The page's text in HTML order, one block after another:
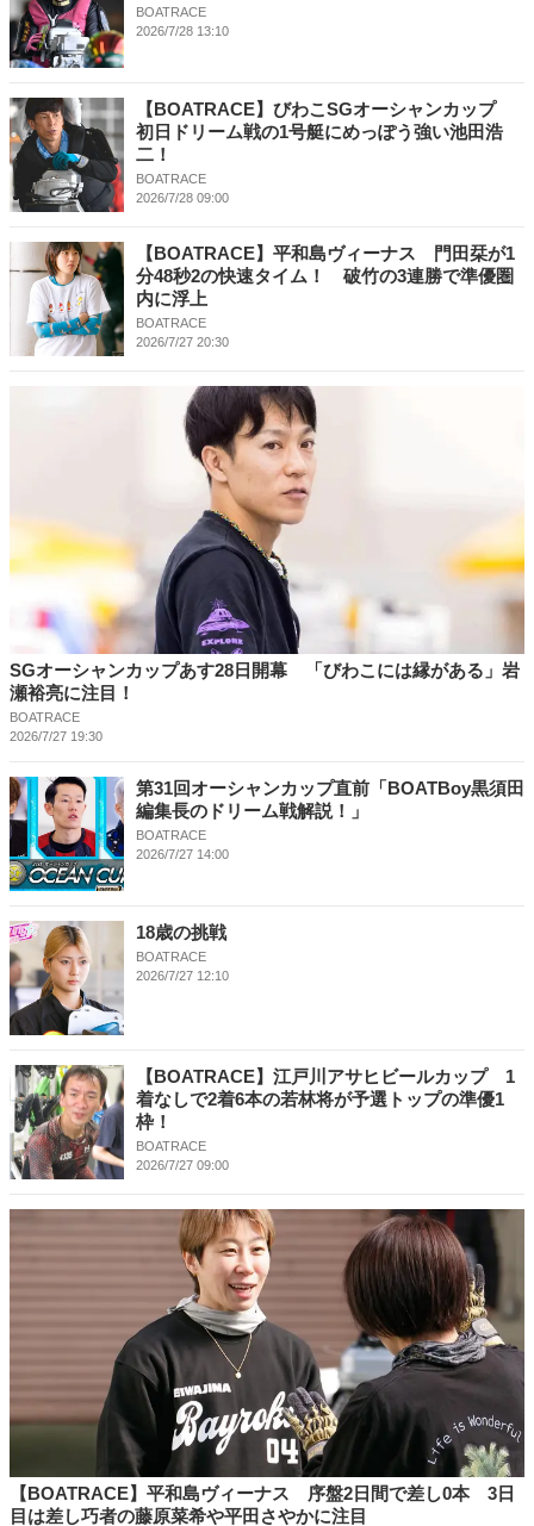
BOATRACE
2026/7/28 13:10
【BOATRACE】びわこSGオーシャンカップ
初日ドリーム戦の1号艇にめっぽう強い池田浩
二！
BOATRACE
2026/7/28 09:00
【BOATRACE】平和島ヴィーナス 門田栞が1
分48秒2の快速タイム！ 破竹の3連勝で準優圏
内に浮上
BOATRACE
2026/7/27 20:30
SGオーシャンカップあす28日開幕 「びわこには縁がある」岩
瀬裕亮に注目！
BOATRACE
2026/7/27 19:30
第31回オーシャンカップ直前「BOATBoy黒須田
編集長のドリーム戦解説！」
BOATRACE
2026/7/27 14:00
18歳の挑戦
BOATRACE
2026/7/27 12:10
【BOATRACE】江戸川アサヒビールカップ 1
着なしで2着6本の若林将が予選トップの準優1
枠！
BOATRACE
2026/7/27 09:00
【BOATRACE】平和島ヴィーナス 序盤2日間で差し0本 3日
目は差し巧者の藤原菜希や平田さやかに注目